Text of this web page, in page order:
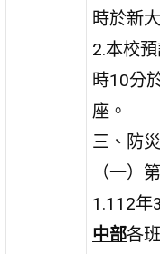
時於新
2.本校
時10分
座。
三、防
（一）
1.112年
中部各